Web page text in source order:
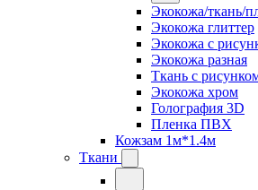
Экокожа/ткань/
Экокожа глиттер
Экокожа с
Экокожа разная
Ткань с
Экокожа хром
Голография 3D
Пленка ПВХ
Кожзам 1м*1.4м
Ткани